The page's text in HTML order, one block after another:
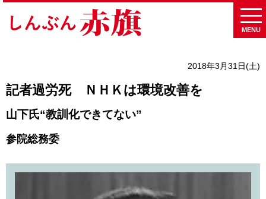
MENU
2018年3月31日(土)
記者過労死 ＮＨＫは環境改善を
山下氏“教訓化できてない”
参院総務委